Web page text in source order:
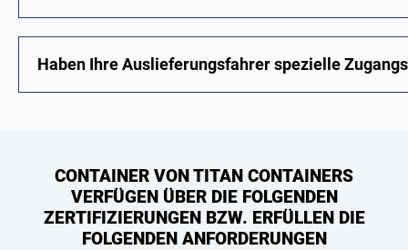
Haben Ihre Auslieferungsfahrer spezielle
CONTAINER VON TITAN CONTAINERS
VERFÜGEN ÜBER DIE FOLGENDEN
ZERTIFIZIERUNGEN BZW. ERFÜLLEN DIE
FOLGENDEN ANFORDERUNGEN